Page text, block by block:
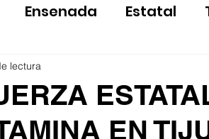
Ensenada Estatal
EN
lectura